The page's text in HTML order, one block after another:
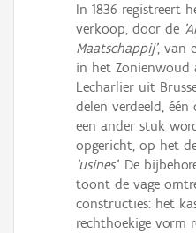
Gebeurtenis
Persoon of collectief
In 1836 registreert
verkoop, door de
Maatschappij', van
in het Zoniënwoud
Lecharlier uit
delen verdeeld,
een ander stuk
opgericht, op het
'usines'. De
toont de vage
constructies: het
rechthoekige vorm